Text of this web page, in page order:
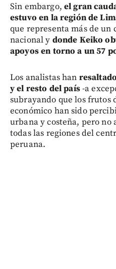
Sin embargo, el gran
estuvo en la región de
que representa más de
nacional y donde Keiko
apoyos en torno a un 57
Los analistas han
y el resto del país-a
subrayando que los frutos
económico han sido
urbana y costeña, pero
todas las regiones del
peruana.